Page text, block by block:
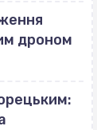
дроном